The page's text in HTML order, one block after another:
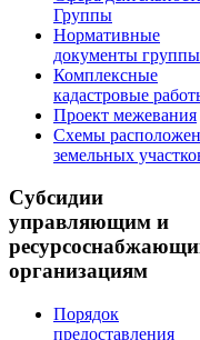
Группы
Нормативные
документы группы
Комплексные
кадастровые
Проект межевания
Схемы
земельных
Субсидии
управляющим и
организациям
Порядок
предоставления